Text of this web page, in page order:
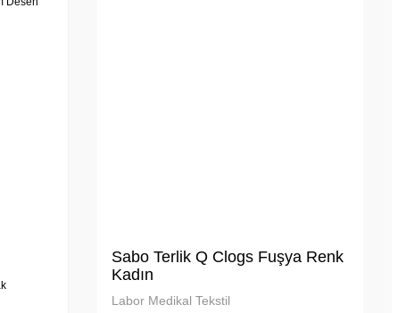
Sabo Terlik Q Clogs Fuşya Renk
Kadın
Labor Medikal Tekstil